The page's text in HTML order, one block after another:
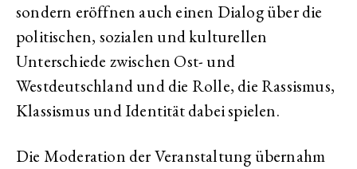
sondern eröffnen auch einen Dialog über die
politischen, sozialen und kulturellen
Unterschiede zwischen Ost- und
Westdeutschland und die Rolle, die Rassismus,
Klassismus und Identität dabei spielen.
Die Moderation der Veranstaltung übernahm